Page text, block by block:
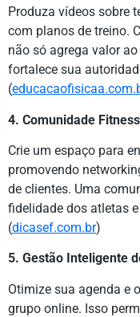
Produza vídeos sobre
com planos de treino.
não só agrega valor
fortalece sua
(
4. Comunidade
Crie um espaço para
promovendo
de clientes. Uma
fidelidade dos atletas
(dicasef.com.br)
5. Gestão Inteligente
Otimize sua agenda e
grupo online. Isso